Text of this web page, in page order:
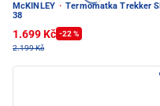
McKINLEY · Termomatka Trekker SI
38
1.699 Kč -22 %
2.199 Kč